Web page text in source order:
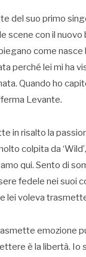
del suo primo
scene con il
come nasce
perché lei mi
Quando ho
Levante.
in risalto la
colpita da
qui. Sento di
fedele nei suoi
voleva
emozione
è la libertà. Io